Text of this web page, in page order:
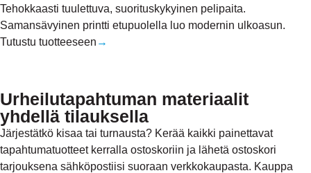
Tehokkaasti tuulettuva, suorituskykyinen pelipaita.
Samansävyinen printti etupuolella luo modernin ulkoasun.
Tutustu tuotteeseen →
Urheilu­tapahtuman materiaalit
yhdellä tilauksella
Järjestätkö kisaa tai turnausta? Kerää kaikki painettavat
tapahtumatuotteet kerralla ostoskoriin ja lähetä ostoskori
tarjouksena sähköpostiisi suoraan verkkokaupasta. Kauppa